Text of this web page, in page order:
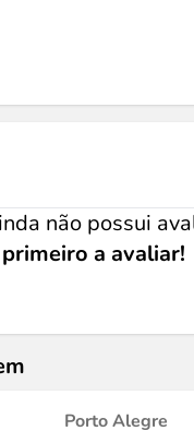
não possui
a avaliar!
Porto Alegre